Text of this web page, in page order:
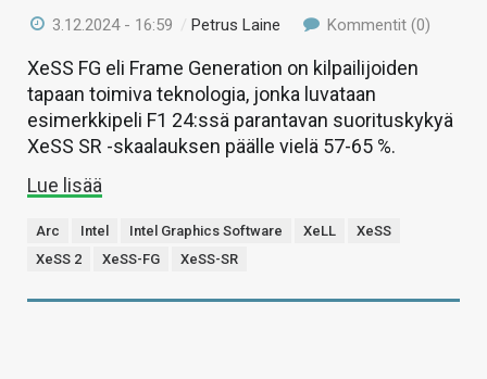
3.12.2024 - 16:59 /Petrus Laine Kommentit (0)
XeSS FG eli Frame Generation on kilpailijoiden
tapaan toimiva teknologia, jonka luvataan
esimerkkipeli F1 24:ssä parantavan suorituskykyä
XeSS SR -skaalauksen päälle vielä 57-65 %.
Lue lisää
Arc Intel Intel Graphics Software XeLL
XeSS
XeSS 2
XeSS-FG XeSS-SR